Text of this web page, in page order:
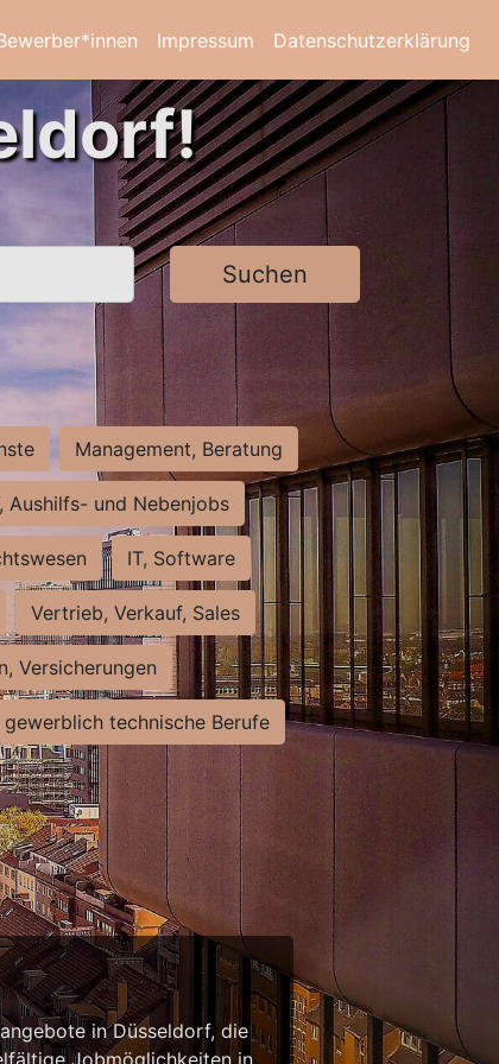
Impressum Datenschutzerklärung
Suchen
Management, Beratung
Aushilfs- und Nebenjobs
IT, Software
Vertrieb, Verkauf, Sales
Versicherungen
technische Berufe
in Düsseldorf, die